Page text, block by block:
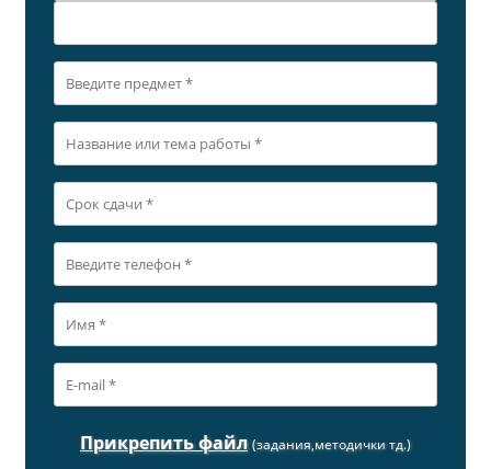
Прикрепить файл (задания,методички тд.)